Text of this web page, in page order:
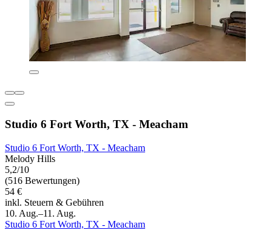
Studio 6 Fort Worth, TX - Meacham
Studio 6 Fort Worth, TX - Meacham
Melody Hills
5,2/10
(516 Bewertungen)
54 €
inkl. Steuern & Gebühren
10. Aug.–11. Aug.
Studio 6 Fort Worth, TX - Meacham